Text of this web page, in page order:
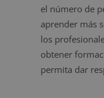
el número de
aprender más
los
obtener
permita dar